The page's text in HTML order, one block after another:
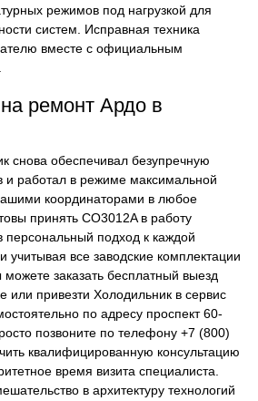
режимов под нагрузкой для
систем. Исправная техника
вместе с официальным
ремонт Ардо в
снова обеспечивал безупречную
и работал в режиме максимальной
координаторами в любое
принять CO3012A в работу
подход к каждой
учитывая все заводские комплектации
можете заказать бесплатный выезд
или привезти Холодильник в сервис
по адресу проспект 60-
позвоните по телефону +7 (800)
квалифицированную консультацию
время визита специалиста.
в архитектуру технологий